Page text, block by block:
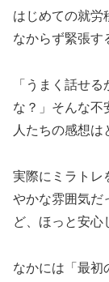
はじめての就労
なからず緊張す
「うまく話せ
な？」そんな不
人たちの感想は
実際にミラトレ
やかな雰囲気だ
ど、ほっと安心
なかには「最初